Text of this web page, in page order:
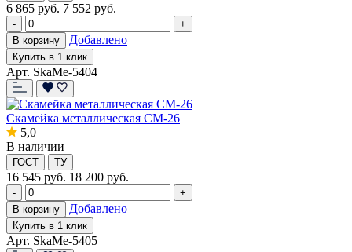
6 865 руб. 7 552 руб.
-
+
В корзину
Добавлено
Купить в 1 клик
Арт. SkaMe-5404
Скамейка металлическая СМ-26
5,0
В наличии
ГОСТ ТУ
16 545 руб. 18 200 руб.
-
+
В корзину
Добавлено
Купить в 1 клик
Арт. SkaMe-5405